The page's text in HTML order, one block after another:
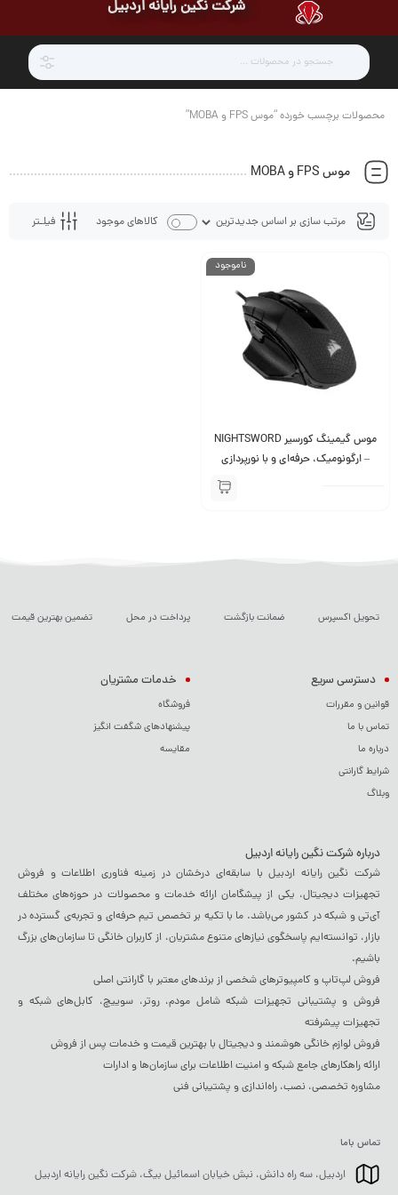
شرکت نگین رایانه اردبیل
محصولات برچسب خورده “موس FPS و MOBA”
موس FPS و MOBA
فیلـتر کالاهای موجود
ناموجود
موس گیمینگ کورسیر NIGHTSWORD
– ارگونومیک، حرفه‌ای و با نورپردازی
تحویل اکسپرس ضمانت بازگشت پرداخت در محل تضمین بهترین قیمت
دسترسی سریع
قوانین و مقررات
تماس با ما
درباره ما
شرایط گارانتی
وبلاگ
خدمات مشتریان
فروشگاه
پیشنهادهای شگفت انگیز
مقایسه
درباره شرکت نگین رایانه اردبیل
شرکت نگین رایانه اردبیل با سابقه‌ای درخشان در زمینه فناوری اطلاعات و فروش
تجهیزات دیجیتال، یکی از پیشگامان ارائه خدمات و محصولات در حوزه‌های مختلف
آی‌تی و شبکه در کشور می‌باشد. ما با تکیه بر تخصص تیم حرفه‌ای و تجربه‌ی گسترده در
بازار، توانسته‌ایم پاسخگوی نیازهای متنوع مشتریان، از کاربران خانگی تا سازمان‌های بزرگ
باشیم.
فروش لپ‌تاپ و کامپیوترهای شخصی از برندهای معتبر با گارانتی اصلی
فروش و پشتیبانی تجهیزات شبکه شامل مودم، روتر، سوییچ، کابل‌های شبکه و
تجهیزات پیشرفته
فروش لوازم خانگی هوشمند و دیجیتال با بهترین قیمت و خدمات پس از فروش
ارائه راهکارهای جامع شبکه و امنیت اطلاعات برای سازمان‌ها و ادارات
مشاوره تخصصی، نصب، راه‌اندازی و پشتیبانی فنی
تماس باما
اردبیل، سه راه دانش، نبش خیابان اسمائیل بیگ، شرکت نگین رایانه اردبیل